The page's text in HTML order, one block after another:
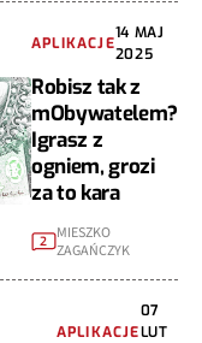
APLIKACJE
14 MAJ
2025
Robisz tak z
mObywatelem?
Igrasz z
ogniem, grozi
za to kara
2 MIESZKO
ZAGAŃCZYK
APLIKACJE
07
LUT